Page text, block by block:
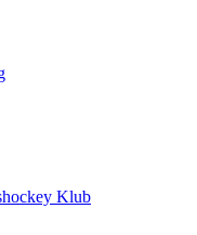
Klub